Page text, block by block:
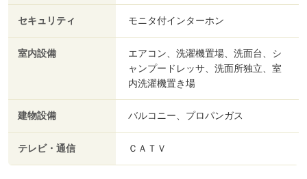
セキュリティ モニタ付インターホン
室内設備
エアコン、洗濯機置場、洗面台、シ
ャンプードレッサ、洗面所独立、室
内洗濯機置き場
建物設備 バルコニー、プロパンガス
テレビ・通信 ＣＡＴＶ